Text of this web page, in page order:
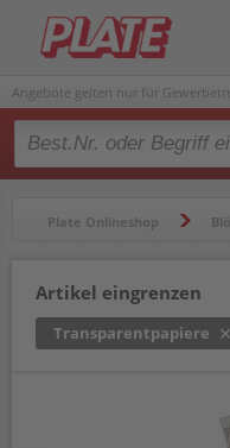
Angebote gelten nur für
Type 2 or more characters for
Plate Onlineshop
Artikel eingrenzen
Transparentpapiere